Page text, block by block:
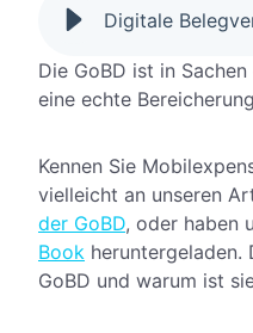
Die GoBD ist in
eine echte
Kennen Sie
vielleicht an unseren
der GoBD, oder haben
Book heruntergeladen.
GoBD und warum ist